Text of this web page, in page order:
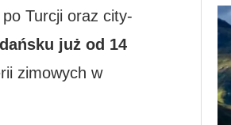
Turcji oraz city-
już od 14
zimowych w